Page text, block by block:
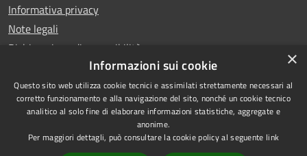
Informativa privacy
Note legali
Dichiarazione di accessibilità
RSS
Accessibilità
Copyright © 2025 Comune di
Ariano Irpino
×
Informazioni sui cookie
Questo sito web utilizza cookie tecnici e assimilati strettamente necessari al
corretto funzionamento e alla navigazione del sito, nonché un cookie tecnico
analitico al solo fine di elaborare informazioni statistiche, aggregate e
anonime.
Per maggiori dettagli, può consultare la cookie policy al seguente link